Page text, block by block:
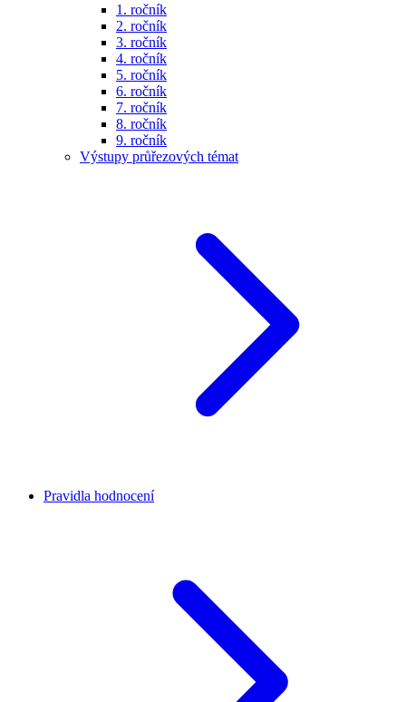
1. ročník
2. ročník
3. ročník
4. ročník
5. ročník
6. ročník
7. ročník
8. ročník
9. ročník
Výstupy průřezových témat
Pravidla hodnocení